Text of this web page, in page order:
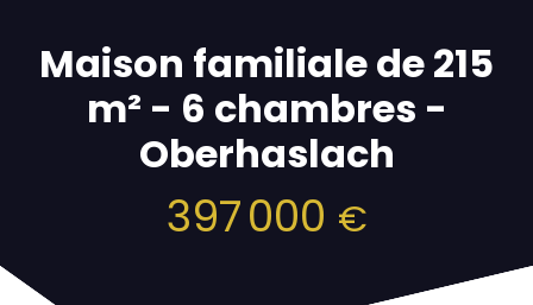
Maison familiale de 215
m² - 6 chambres -
Oberhaslach
397 000 €